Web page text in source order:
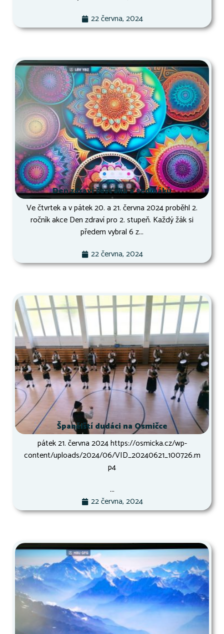
22 června, 2024
Den zdraví šesťáků a sedmáků
Ve čtvrtek a v pátek 20. a 21. června 2024 proběhl 2.
ročník akce Den zdraví pro 2. stupeň. Každý žák si
předem vybral 6 z...
22 června, 2024
Španělští dudáci na Osmičce
pátek 21. června 2024 https://osmicka.cz/wp-
content/uploads/2024/06/VID_20240621_100726.m
p4
...
22 června, 2024